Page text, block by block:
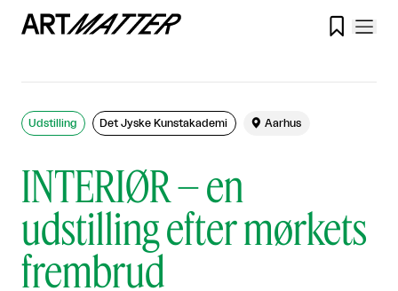

INTERIØR – en
udstilling efter mørkets
frembrud
Udstilling Det Jyske Kunstakademi  Aarhus